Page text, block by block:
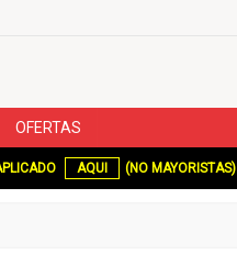
OFERTAS
AQUI (NO MAYORISTAS)